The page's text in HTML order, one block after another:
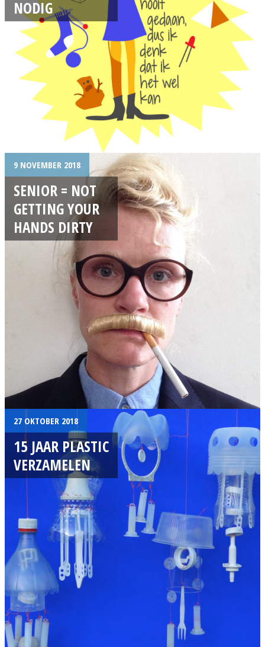
NODIG
9 NOVEMBER 2018
SENIOR = NOT
GETTING YOUR
HANDS DIRTY
27 OKTOBER 2018
15 JAAR PLASTIC
VERZAMELEN